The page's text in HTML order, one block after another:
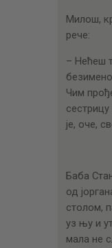
Милош,
рече:
– Нећеш
Чим
је, оче,
Баба
од
столом,
уз њу и
мала не